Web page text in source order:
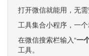
打开微信就能用，无需
工具集合小程序，一个
在微信搜索栏输入“一
工具。